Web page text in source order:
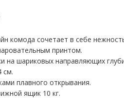
комода сочетает в себе
принтом.
на шариковых направляющих
см.
плавного открывания.
ящик 10 кг.